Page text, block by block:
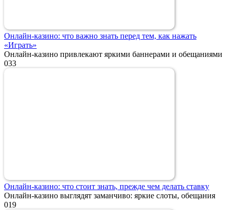
Онлайн-казино: что важно знать перед тем, как нажать
«Играть»
Онлайн-казино привлекают яркими баннерами и обещаниями
033
Онлайн-казино: что стоит знать, прежде чем делать ставку
Онлайн-казино выглядят заманчиво: яркие слоты, обещания
019